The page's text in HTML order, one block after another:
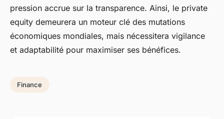
pression accrue sur la transparence. Ainsi, le private
equity demeurera un moteur clé des mutations
économiques mondiales, mais nécessitera vigilance
et adaptabilité pour maximiser ses bénéfices.
Finance